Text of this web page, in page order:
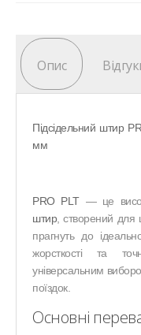
Опис
Підсідельний штир
мм
PRO PLT— це
штир, створений для
прагнуть до
жорсткості та
універсальним
поїздок.
Основні